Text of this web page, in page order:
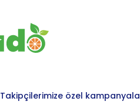
Takipçilerimize özel